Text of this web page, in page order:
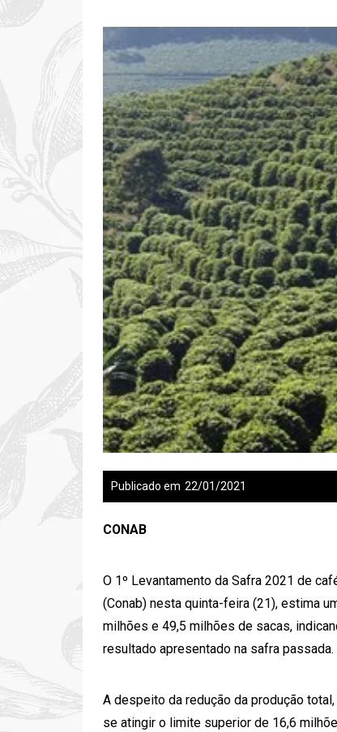
22/01/2021
Publicado em
CONAB
O 1º Levantamento da Safra 2021 de
(Conab) nesta quinta-feira (21), estima
milhões e 49,5 milhões de sacas,
resultado apresentado na safra passada.
A despeito da redução da produção
se atingir o limite superior de 16,6